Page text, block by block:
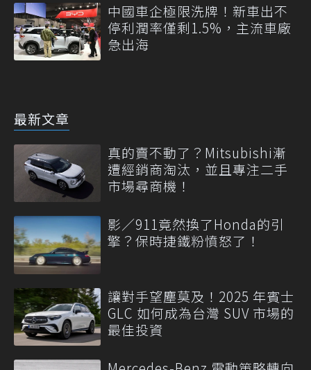
中國車企極限洗牌！新車出不
停利潤率僅剩1.5%，主流車廠
急出海
最新文章
真的賣不動了？Mitsubishi漸
遭經銷商淘汰，並且專注二手
市場尋商機！
影／911竟然換了Honda的引
擎？保時捷鐵粉憤怒了！
讓對手望塵莫及！2025 年賓士
GLC 如何成為台灣 SUV 市場的
最佳投資